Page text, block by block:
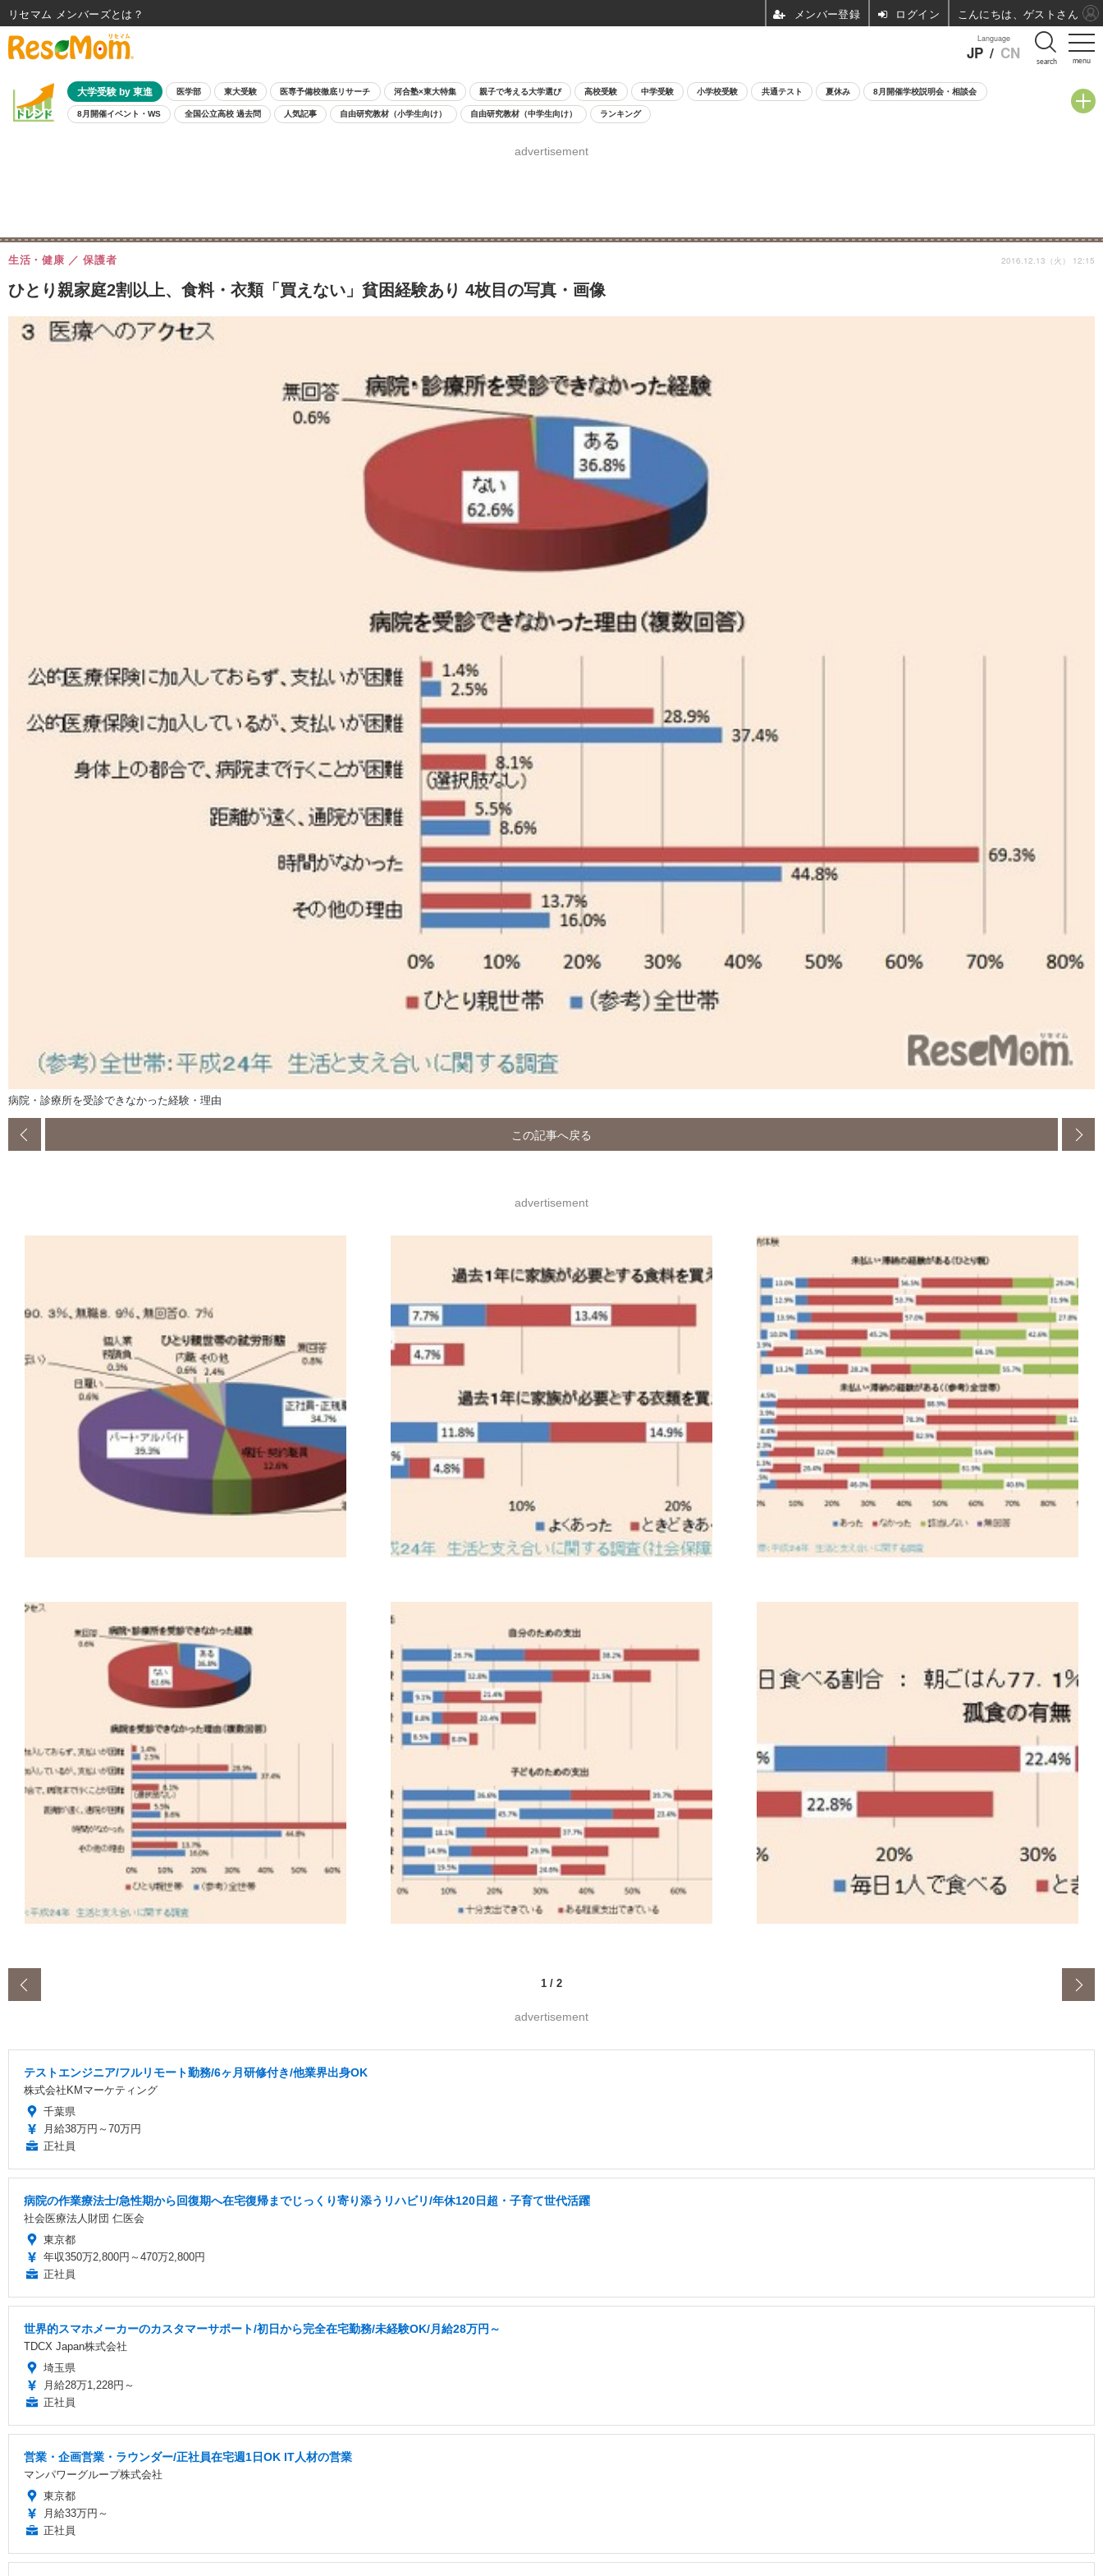
menu
Language
JP / CN search
大学受験 by 東進 医学部 東大受験 医専予備校徹底リサーチ 河合塾×東大特集 親子で考える大学選び 高校受験 中学受験 小学校受験 共通テスト 夏休み 8月開催学校説明会・相談会
8月開催イベント・WS 全国公立高校 過去問 人気記事 自由研究教材（小学生向け） 自由研究教材（中学生向け） ランキング
advertisement
ひとり親家庭2割以上、食料・衣類「買えない」貧困経験あり 4枚目の写真・画像
生活・健康 保護者 2016.12.13（火） 12:15
病院・診療所を受診できなかった経験・理由
この記事へ戻る
advertisement
1 / 2
advertisement
テストエンジニア/フルリモート勤務/6ヶ月研修付き/他業界出身OK
株式会社KMマーケティング
千葉県
月給38万円～70万円
正社員
病院の作業療法士/急性期から回復期へ在宅復帰までじっくり寄り添うリハビリ/年休120日超・子育て世代活躍
社会医療法人財団 仁医会
東京都
年収350万2,800円～470万2,800円
正社員
世界的スマホメーカーのカスタマーサポート/初日から完全在宅勤務/未経験OK/月給28万円～
TDCX Japan株式会社
埼玉県
月給28万1,228円～
正社員
営業・企画営業・ラウンダー/正社員在宅週1日OK IT人材の営業
マンパワーグループ株式会社
東京都
月給33万円～
正社員
リセマム メンバーズ ログイン こんにちは、ゲストさん